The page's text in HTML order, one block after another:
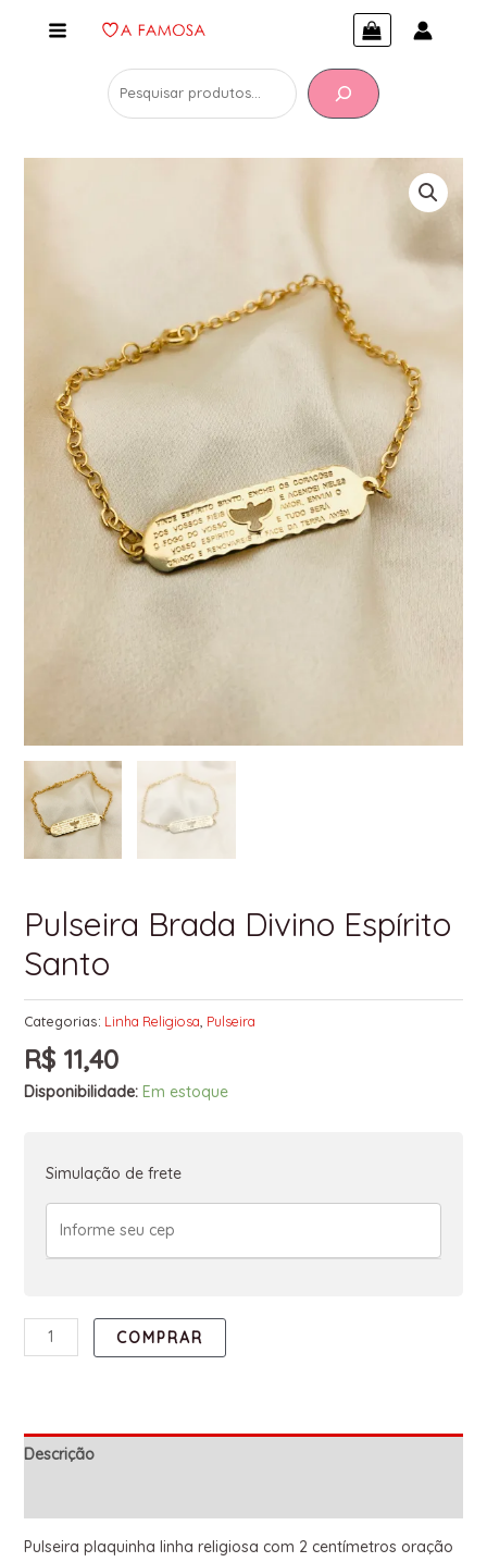
Pulseira Brada Divino Espírito
Santo
Categorias: Linha Religiosa Pulseira
R$11,40
Disponibilidade: Em estoque
Simulação de frete
COMPRAR
Descrição
Pulseira plaquinha linha religiosa com 2 centímetros oração